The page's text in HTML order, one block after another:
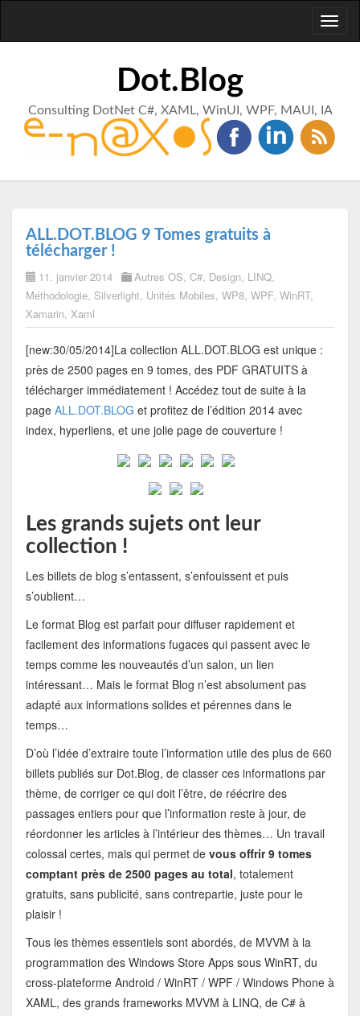
Dot.Blog
Consulting DotNet C#, XAML, WinUI, WPF, MAUI, IA
ALL.DOT.BLOG 9 Tomes gratuits à
télécharger !
11. janvier 2014 Autres OS, C#, Design, LINQ,
Méthodologie, Silverlight, Unités Mobiles, WP8, WPF, WinRT,
Xamarin, Xaml
[new:30/05/2014]La collection ALL.DOT.BLOG est unique :
près de 2500 pages en 9 tomes, des PDF GRATUITS à
télécharger immédiatement ! Accédez tout de suite à la
page ALL.DOT.BLOG et profitez de l’édition 2014 avec
index, hyperliens, et une jolie page de couverture !
Les grands sujets ont leur
collection !
Les billets de blog s’entassent, s’enfouissent et puis
s’oublient…
Le format Blog est parfait pour diffuser rapidement et
facilement des informations fugaces qui passent avec le
temps comme les nouveautés d’un salon, un lien
intéressant… Mais le format Blog n’est absolument pas
adapté aux informations solides et pérennes dans le
temps…
D’où l’idée d’extraire toute l’information utile des plus de 660
billets publiés sur Dot.Blog, de classer ces informations par
thème, de corriger ce qui doit l’être, de réécrire des
passages entiers pour que l’information reste à jour, de
réordonner les articles à l’intérieur des thèmes… Un travail
colossal certes, mais qui permet devous offrir 9 tomes
comptant près de 2500 pages au total, totalement
gratuits, sans publicité, sans contrepartie, juste pour le
plaisir !
Tous les thèmes essentiels sont abordés, de MVVM à la
programmation des Windows Store Apps sous WinRT, du
cross-plateforme Android / WinRT / WPF / Windows Phone à
XAML, des grands frameworks MVVM à LINQ, de C# à